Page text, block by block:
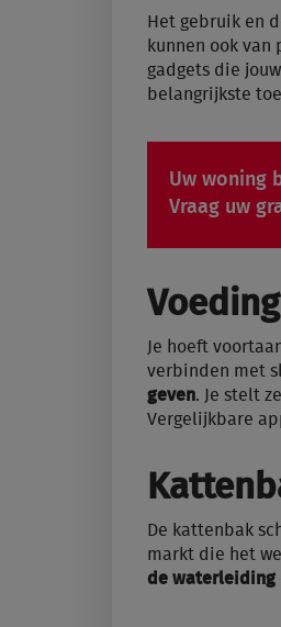
Het gebruik en
kunnen ook van
gadgets die
belangrijkste
Uw woning
Vraag uw
Je hoeft
verbinden met
geven. Je stelt
Vergelijkbare
De kattenbak
markt die het
de waterleiding